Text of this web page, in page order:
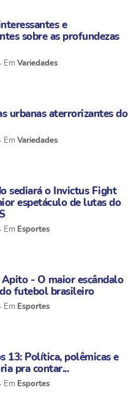
e
sobre as profundezas
Variedades
urbanas aterrorizantes do
Variedades
sediará o Invictus Fight
espetáculo de lutas do
Esportes
- O maior escândalo
futebol brasileiro
Esportes
13: Política, polêmicas e
pra contar...
Esportes